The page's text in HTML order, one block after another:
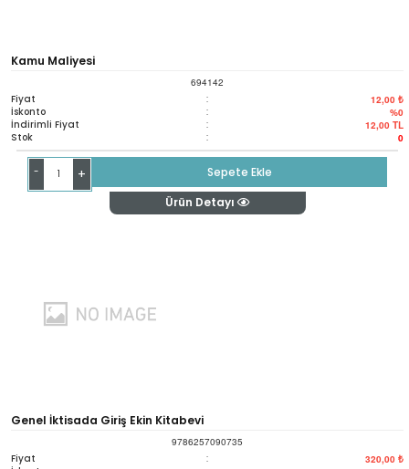
Kamu Maliyesi
694142
Fiyat : 12,00 ₺
İskonto : %0
İndirimli Fiyat : 12,00 TL
Stok : 0
- +
Sepete Ekle
Ürün Detayı
Genel İktisada Giriş Ekin Kitabevi
9786257090735
Fiyat : 320,00 ₺